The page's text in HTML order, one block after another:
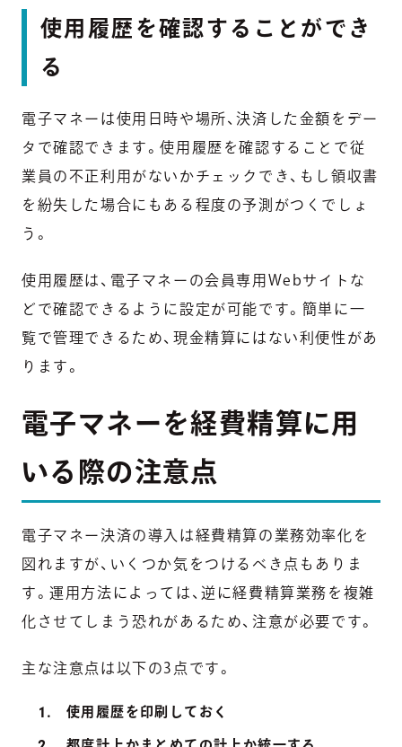
使用履歴を確認することができ
る
電子マネーは使用日時や場所、決済した金額をデー
タで確認できます。使用履歴を確認することで従
業員の不正利用がないかチェックでき、もし領収書
を紛失した場合にもある程度の予測がつくでしょ
う。
使用履歴は、電子マネーの会員専用Webサイトな
どで確認できるように設定が可能です。簡単に一
覧で管理できるため、現金精算にはない利便性があ
ります。
電子マネーを経費精算に用
いる際の注意点
電子マネー決済の導入は経費精算の業務効率化を
図れますが、いくつか気をつけるべき点もありま
す。運用方法によっては、逆に経費精算業務を複雑
化させてしまう恐れがあるため、注意が必要です。
主な注意点は以下の3点です。
使用履歴を印刷しておく